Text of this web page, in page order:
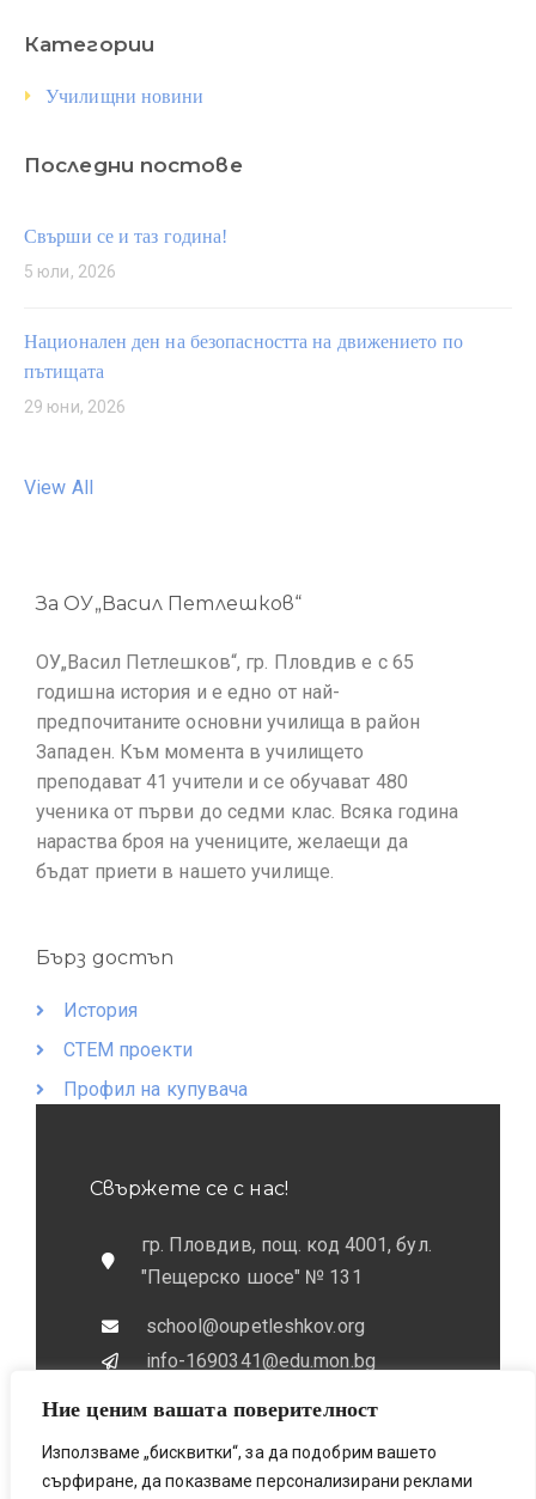
Ние ценим вашата поверителност
Използваме „бисквитки“, за да подобрим вашето
сърфиране, да показваме персонализирани реклами
Категории
Училищни новини
Последни постове
Свърши се и таз година!
5 юли, 2026
Национален ден на безопасността на движението по
пътищата
29 юни, 2026
View All
За ОУ„Васил Петлешков“
ОУ„Васил Петлешков“, гр. Пловдив е с 65
годишна история и е едно от най-
предпочитаните основни училища в район
Западен. Към момента в училището
преподават 41 учители и се обучават 480
ученика от първи до седми клас. Всяка година
нараства броя на учениците, желаещи да
бъдат приети в нашето училище.
Бърз достъп
История
СТЕМ проекти
Профил на купувача
Свържете се с нас!
гр. Пловдив, пощ. код 4001, бул.
"Пещерско шосе" № 131
school@oupetleshkov.org
info-1690341@edu.mon.bg
032 / 643 673
0884 / 787772